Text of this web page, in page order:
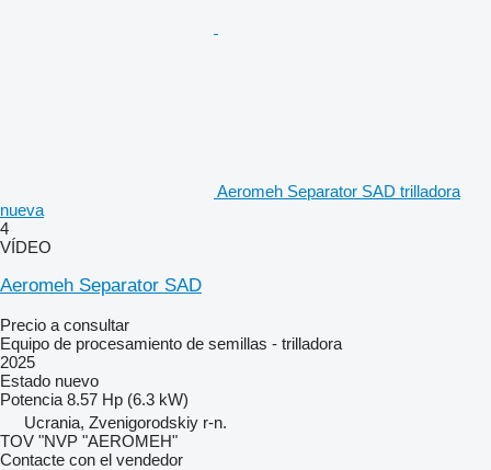
Aeromeh Separator SAD trilladora
nueva
4
VÍDEO
Aeromeh Separator SAD
Precio a consultar
Equipo de procesamiento de semillas - trilladora
2025
Estado nuevo
Potencia 8.57 Hp (6.3 kW)
Ucrania, Zvenigorodskiy r-n.
TOV "NVP "AEROMEH"
Contacte con el vendedor